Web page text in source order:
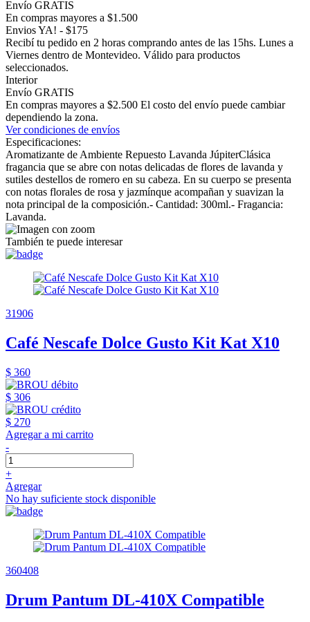
Envío GRATIS
En compras mayores a $1.500
Envios YA! - $175
Recibí tu pedido en 2 horas comprando antes de las 15hs. Lunes a
Viernes dentro de Montevideo. Válido para productos
seleccionados.
Interior
Envío GRATIS
En compras mayores a $2.500 El costo del envío puede cambiar
dependiendo la zona.
Ver condiciones de envíos
Especificaciones:
Aromatizante de Ambiente Repuesto Lavanda JúpiterClásica
fragancia que se abre con notas delicadas de flores de lavanda y
sutiles destellos de romero en su cabeza. En su cuerpo se presenta
con notas florales de rosa y jazmínque acompañan y suavizan la
nota principal de la composición.- Cantidad: 300ml.- Fragancia:
Lavanda.
También te puede interesar
31906
Café Nescafe Dolce Gusto Kit Kat X10
$ 360
$ 306
$ 270
Agregar a mi carrito
-
+
Agregar
No hay suficiente stock disponible
360408
Drum Pantum DL-410X Compatible